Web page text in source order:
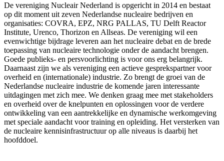
De vereniging Nucleair Nederland is opgericht in 2014 en bestaat
op dit moment uit zeven Nederlandse nucleaire bedrijven en
organisaties: COVRA, EPZ, NRG PALLAS, TU Delft Reactor
Institute, Urenco, Thorizon en Allseas. De vereniging wil een
evenwichtige bijdrage leveren aan het nucleaire debat en de brede
toepassing van nucleaire technologie onder de aandacht brengen.
Goede publieks- en persvoorlichting is voor ons erg belangrijk.
Daarnaast zijn we als vereniging een actieve gesprekspartner voor
overheid en (internationale) industrie. Zo brengt de groei van de
Nederlandse nucleaire industrie de komende jaren interessante
uitdagingen met zich mee. We denken graag mee met stakeholders
en overheid over de knelpunten en oplossingen voor de verdere
ontwikkeling van een aantrekkelijke en dynamische werkomgeving
met speciale aandacht voor training en opleiding. Het versterken van
de nucleaire kennisinfrastructuur op alle niveaus is daarbij het
hoofddoel.